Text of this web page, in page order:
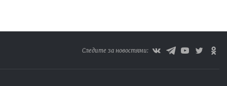
Следите за новостями: